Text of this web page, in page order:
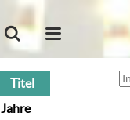
Titel
Jahre